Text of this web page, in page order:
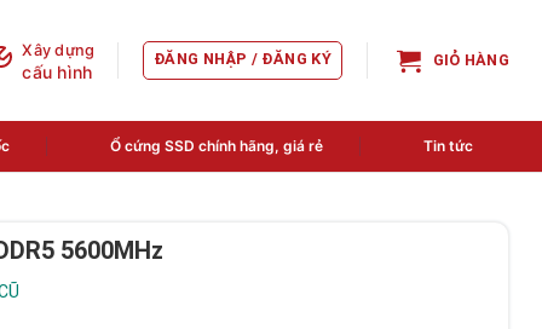
Xây dựng
cấu hình
ĐĂNG NHẬP / ĐĂNG KÝ GIỎ HÀNG
Ổ cứng SSD chính hãng, giá rẻ Tin tức
5600MHz